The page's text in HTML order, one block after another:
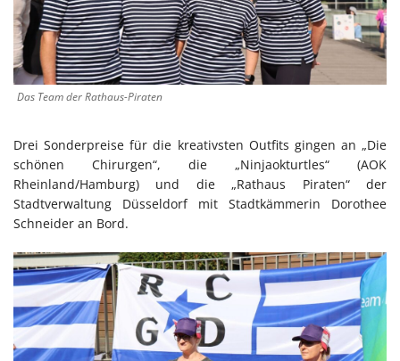
Das Team der Rathaus-Piraten
Drei Sonderpreise für die kreativsten Outfits gingen an „Die
schönen Chirurgen“, die „Ninjaokturtles“ (AOK
Rheinland/Hamburg) und die „Rathaus Piraten“ der
Stadtverwaltung Düsseldorf mit Stadtkämmerin Dorothee
Schneider an Bord.